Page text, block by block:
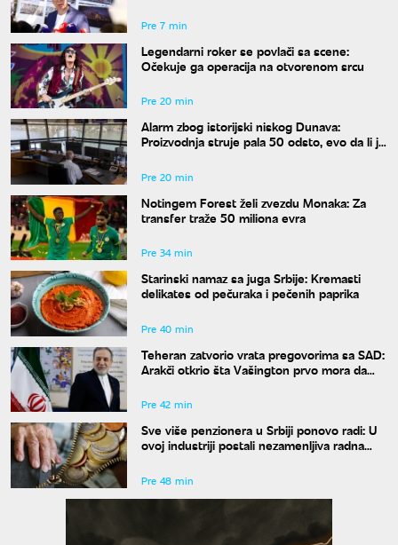
Pre 7 min
Legendarni roker se povlači sa scene:
Očekuje ga operacija na otvorenom srcu
Pre 20 min
Alarm zbog istorijski niskog Dunava:
Proizvodnja struje pala 50 odsto, evo da li je
Pre 20 min
Notingem Forest želi zvezdu Monaka: Za
transfer traže 50 miliona evra
Pre 34 min
Starinski namaz sa juga Srbije: Kremasti
delikates od pečuraka i pečenih paprika
Pre 40 min
Teheran zatvorio vrata pregovorima sa SAD:
Arakči otkrio šta Vašington prvo mora da
Pre 42 min
Sve više penzionera u Srbiji ponovo radi: U
ovoj industriji postali nezamenljiva radna
Pre 48 min